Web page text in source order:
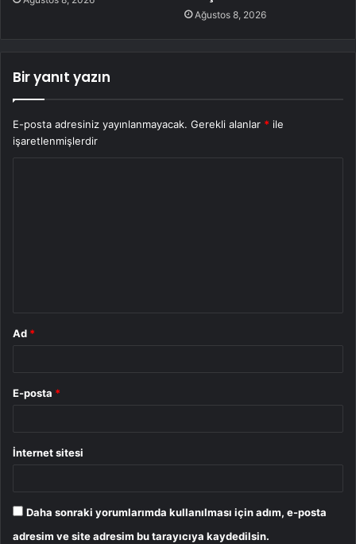
Ağustos 8, 2026
Bir yanıt yazın
E-posta adresiniz yayınlanmayacak. Gerekli alanlar * ile
işaretlenmişlerdir
Ad *
E-posta *
İnternet sitesi
Daha sonraki yorumlarımda kullanılması için adım, e-posta
adresim ve site adresim bu tarayıcıya kaydedilsin.